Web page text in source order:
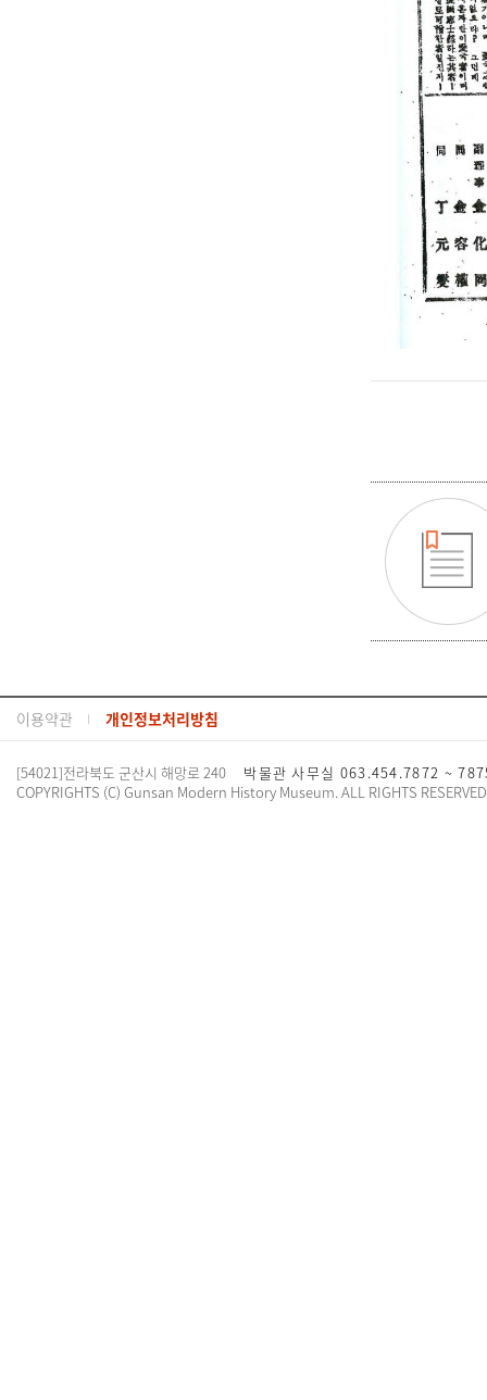
이용약관 개인정보처리방침
[54021]전라북도 군산시 해망로 240
박물관 사무실 063.454.7872 ~
COPYRIGHTS (C) Gunsan Modern History Museum. ALL RIGHTS RESERVED